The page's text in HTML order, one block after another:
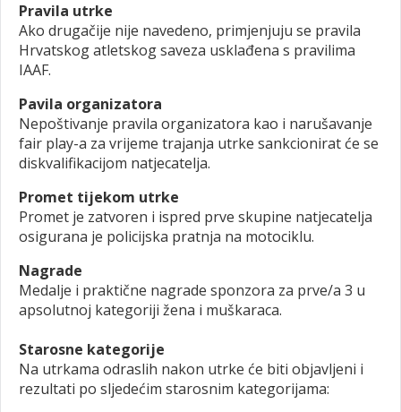
Pravila utrke
Ako drugačije nije navedeno, primjenjuju se pravila
Hrvatskog atletskog saveza usklađena s pravilima
IAAF.
Pavila organizatora
Nepoštivanje pravila organizatora kao i narušavanje
fair play-a za vrijeme trajanja utrke sankcionirat će se
diskvalifikacijom natjecatelja.
Promet tijekom utrke
Promet je zatvoren i ispred prve skupine natjecatelja
osigurana je policijska pratnja na motociklu.
Nagrade
Medalje i praktične nagrade sponzora za prve/a 3 u
apsolutnoj kategoriji žena i muškaraca.
Starosne kategorije
Na utrkama odraslih nakon utrke će biti objavljeni i
rezultati po sljedećim starosnim kategorijama: